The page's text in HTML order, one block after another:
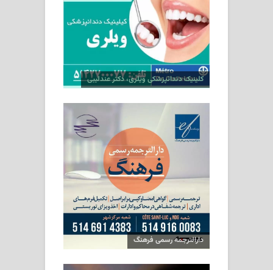
کلینیک دندانپزشکی ویلری، دکتر عندلیبی
دارالترجمه رسمی فرهنگ